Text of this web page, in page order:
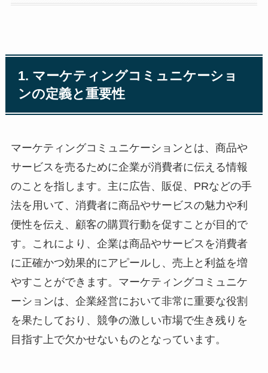
1. マーケティングコミュニケーショ
ンの定義と重要性
マーケティングコミュニケーションとは、商品や
サービスを売るために企業が消費者に伝える情報
のことを指します。主に広告、販促、PRなどの手
法を用いて、消費者に商品やサービスの魅力や利
便性を伝え、顧客の購買行動を促すことが目的で
す。これにより、企業は商品やサービスを消費者
に正確かつ効果的にアピールし、売上と利益を増
やすことができます。マーケティングコミュニケ
ーションは、企業経営において非常に重要な役割
を果たしており、競争の激しい市場で生き残りを
目指す上で欠かせないものとなっています。